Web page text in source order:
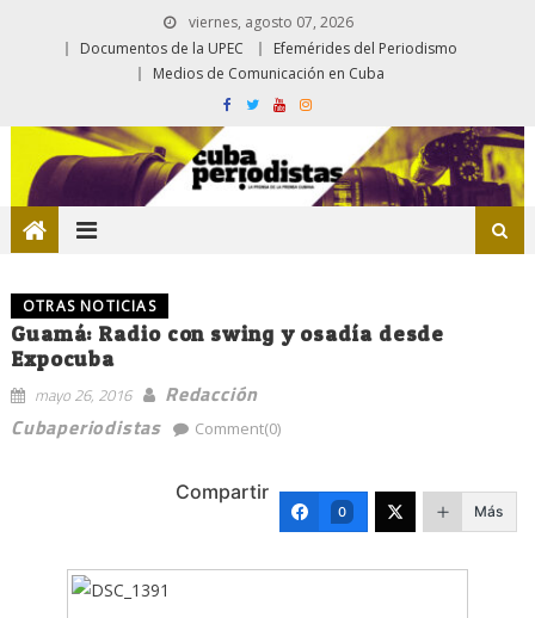
viernes, agosto 07, 2026
Documentos de la UPEC
Efemérides del Periodismo
Medios de Comunicación en Cuba
OTRAS NOTICIAS
Guamá: Radio con swing y osadía desde
Expocuba
mayo 26, 2016
Redacción
Cubaperiodistas
Comment(0)
Compartir
0 Más